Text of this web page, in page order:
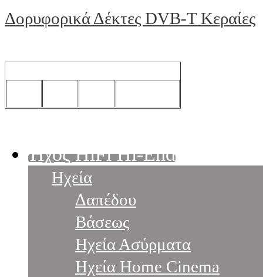
Δορυφορικά Δέκτες DVB-T Κεραίες
Ήχος HiFi Hi-End
Ηχεία
Δαπέδου
Βάσεως
Ηχεία Ασύρματα
Ηχεία Home Cinema